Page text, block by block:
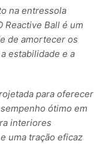
na entressola
Reactive Ball é um
de amortecer os
estabilidade e a
para oferecer
ótimo em
interiores
uma tração eficaz